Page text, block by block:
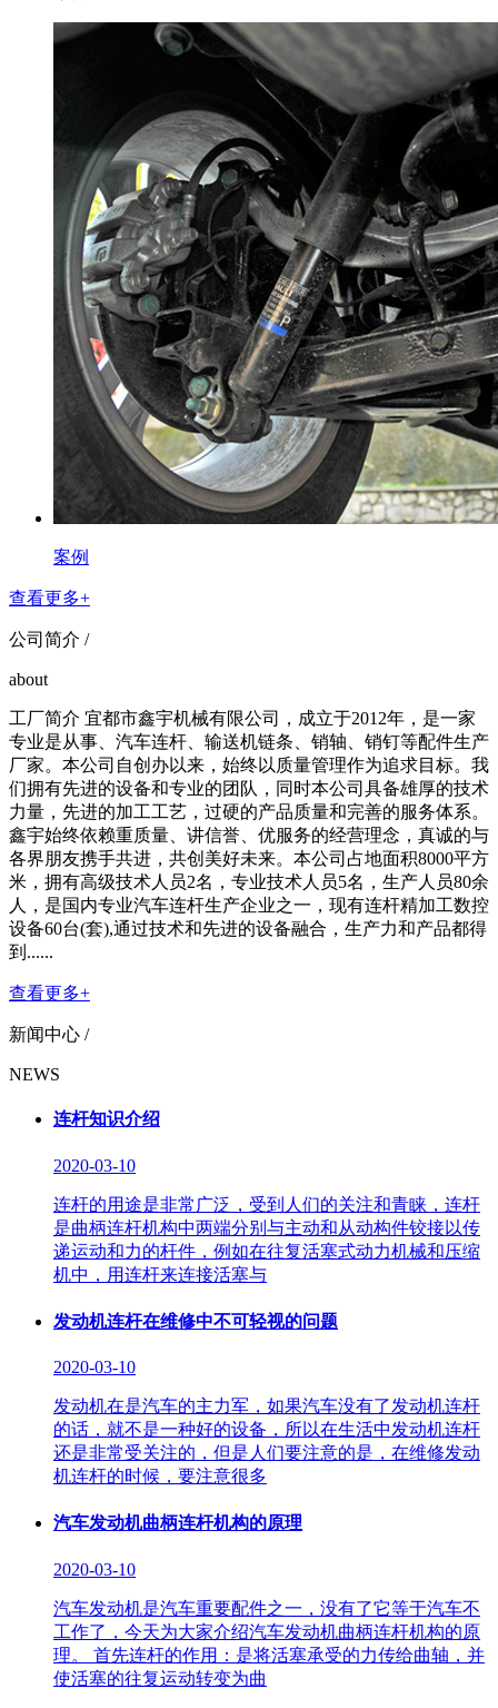
案例
查看更多+
公司简介 /
about
工厂简介 宜都市鑫宇机械有限公司，成立于2012年，是一家
专业是从事、汽车连杆、输送机链条、销轴、销钉等配件生产
厂家。本公司自创办以来，始终以质量管理作为追求目标。我
们拥有先进的设备和专业的团队，同时本公司具备雄厚的技术
力量，先进的加工工艺，过硬的产品质量和完善的服务体系。
鑫宇始终依赖重质量、讲信誉、优服务的经营理念，真诚的与
各界朋友携手共进，共创美好未来。本公司占地面积8000平方
米，拥有高级技术人员2名，专业技术人员5名，生产人员80余
人，是国内专业汽车连杆生产企业之一，现有连杆精加工数控
设备60台(套),通过技术和先进的设备融合，生产力和产品都得
到......
查看更多+
新闻中心 /
NEWS
连杆知识介绍
2020-03-10
连杆的用途是非常广泛，受到人们的关注和青睐，连杆
是曲柄连杆机构中两端分别与主动和从动构件铰接以传
递运动和力的杆件，例如在往复活塞式动力机械和压缩
机中，用连杆来连接活塞与
发动机连杆在维修中不可轻视的问题
2020-03-10
发动机在是汽车的主力军，如果汽车没有了发动机连杆
的话，就不是一种好的设备，所以在生活中发动机连杆
还是非常受关注的，但是人们要注意的是，在维修发动
机连杆的时候，要注意很多
汽车发动机曲柄连杆机构的原理
2020-03-10
汽车发动机是汽车重要配件之一，没有了它等于汽车不
工作了，今天为大家介绍汽车发动机曲柄连杆机构的原
理。 首先连杆的作用：是将活塞承受的力传给曲轴，并
使活塞的往复运动转变为曲